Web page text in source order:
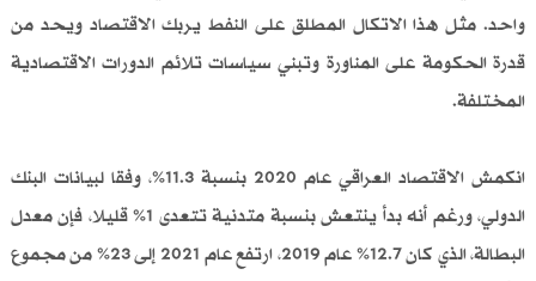
واحد. مثل هذا الاتكال المطلق على النفط يربك الاقتصاد ويحد من
قدرة الحكومة على المناورة وتبني سياسات تلائم الدورات الاقتصادية
المختلفة.
انكمش الاقتصاد العراقي عام 2020 بنسبة 11.3%، وفقا لبيانات البنك
الدولي، ورغم أنه بدأ ينتعش بنسبة متدنية تتعدى 1% قليلا، فإن معدل
البطالة، الذي كان 12.7% عام 2019، ارتفع عام 2021 إلى 23% من مجموع